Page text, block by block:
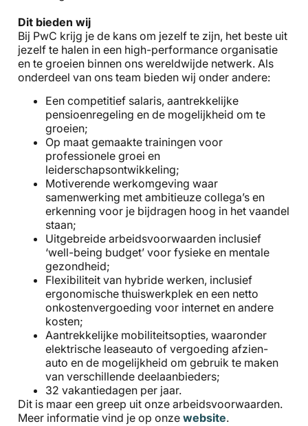
Dit bieden wij
Bij PwC krijg je de kans om jezelf te zijn, het beste uit
jezelf te halen in een high-performance organisatie
en te groeien binnen ons wereldwijde netwerk. Als
onderdeel van ons team bieden wij onder andere:
Een competitief salaris, aantrekkelijke
pensioenregeling en de mogelijkheid om te
groeien;
Op maat gemaakte trainingen voor
professionele groei en
leiderschapsontwikkeling;
Motiverende werkomgeving waar
samenwerking met ambitieuze collega’s en
erkenning voor je bijdragen hoog in het vaandel
staan;
Uitgebreide arbeidsvoorwaarden inclusief
‘well-being budget’ voor fysieke en mentale
gezondheid;
Flexibiliteit van hybride werken, inclusief
ergonomische thuiswerkplek en een netto
onkostenvergoeding voor internet en andere
kosten;
Aantrekkelijke mobiliteitsopties, waaronder
elektrische leaseauto of vergoeding afzien-
auto en de mogelijkheid om gebruik te maken
van verschillende deelaanbieders;
32 vakantiedagen per jaar.
Dit is maar een greep uit onze arbeidsvoorwaarden.
Meer informatie vind je op onze website.